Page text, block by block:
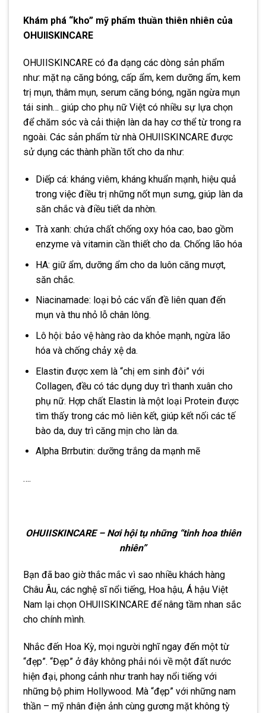
Khám phá “kho” mỹ phẩm thuần thiên nhiên của
OHUIISKINCARE
OHUIISKINCARE có đa dạng các dòng sản phẩm
như: mặt nạ căng bóng, cấp ẩm, kem dưỡng ẩm, kem
trị mụn, thâm mụn, serum căng bóng, ngăn ngừa mụn
tái sinh… giúp cho phụ nữ Việt có nhiều sự lựa chọn
để chăm sóc và cải thiện làn da hay cơ thể từ trong ra
ngoài. Các sản phẩm từ nhà OHUIISKINCARE được
sử dụng các thành phần tốt cho da như:
Diếp cá: kháng viêm, kháng khuẩn mạnh, hiệu quả
trong việc điều trị những nốt mụn sưng, giúp làn da
săn chắc và điều tiết da nhờn.
Trà xanh: chứa chất chống oxy hóa cao, bao gồm
enzyme và vitamin cần thiết cho da. Chống lão hóa
HA: giữ ẩm, dưỡng ẩm cho da luôn căng mượt,
săn chắc.
Niacinamade: loại bỏ các vấn đề liên quan đến
mụn và thu nhỏ lỗ chân lông.
Lô hội: bảo vệ hàng rào da khỏe mạnh, ngừa lão
hóa và chống chảy xệ da.
Elastin được xem là “chị em sinh đôi” với
Collagen, đều có tác dụng duy trì thanh xuân cho
phụ nữ. Hợp chất Elastin là một loại Protein được
tìm thấy trong các mô liên kết, giúp kết nối các tế
bào da, duy trì căng mịn cho làn da.
Alpha Brrbutin: dưỡng trắng da mạnh mẽ
….
OHUIISKINCARE – Nơi hội tụ những “tinh hoa thiên
nhiên”
Bạn đã bao giờ thắc mắc vì sao nhiều khách hàng
Châu Âu, các nghệ sĩ nổi tiếng, Hoa hậu, Á hậu Việt
Nam lại chọn OHUIISKINCARE để nâng tầm nhan sắc
cho chính mình.
Nhắc đến Hoa Kỳ, mọi người nghĩ ngay đến một từ
“đẹp”. “Đẹp” ở đây không phải nói về một đất nước
hiện đại, phong cảnh như tranh hay nổi tiếng với
những bộ phim Hollywood. Mà “đẹp” với những nam
thần – mỹ nhân điện ảnh cùng gương mặt không tỳ